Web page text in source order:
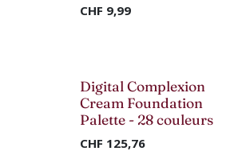
CHF 9,99
Nouveau !
Digital Complexion
Cream Foundation
Palette - 28 couleurs
CHF 125,76